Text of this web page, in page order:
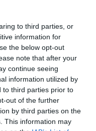
to third parties, or
information for
the below opt-out
note that after your
continue seeing
information utilized by
to third parties prior to
out of the further
by third parties on the
This information may